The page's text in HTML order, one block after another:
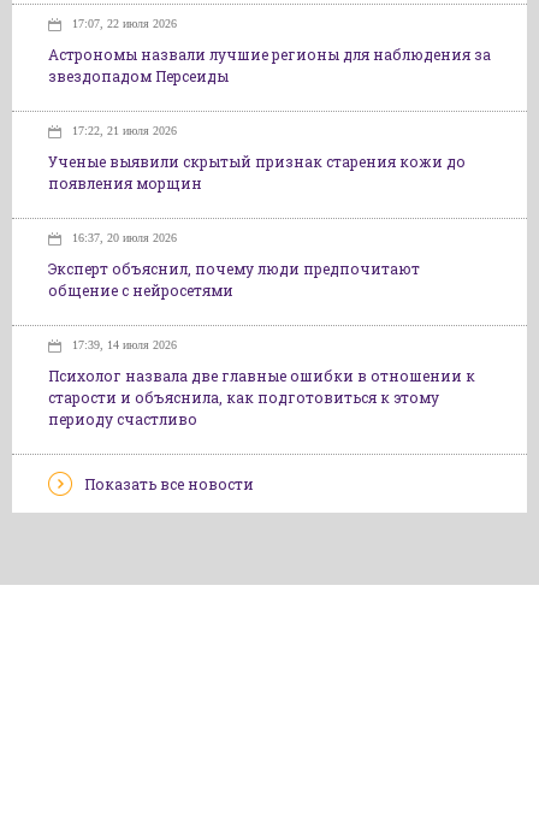
17:07, 22 июля 2026
Астрономы назвали лучшие регионы для наблюдения за
звездопадом Персеиды
17:22, 21 июля 2026
Ученые выявили скрытый признак старения кожи до
появления морщин
16:37, 20 июля 2026
Эксперт объяснил, почему люди предпочитают
общение с нейросетями
17:39, 14 июля 2026
Психолог назвала две главные ошибки в отношении к
старости и объяснила, как подготовиться к этому
периоду счастливо
Показать все новости